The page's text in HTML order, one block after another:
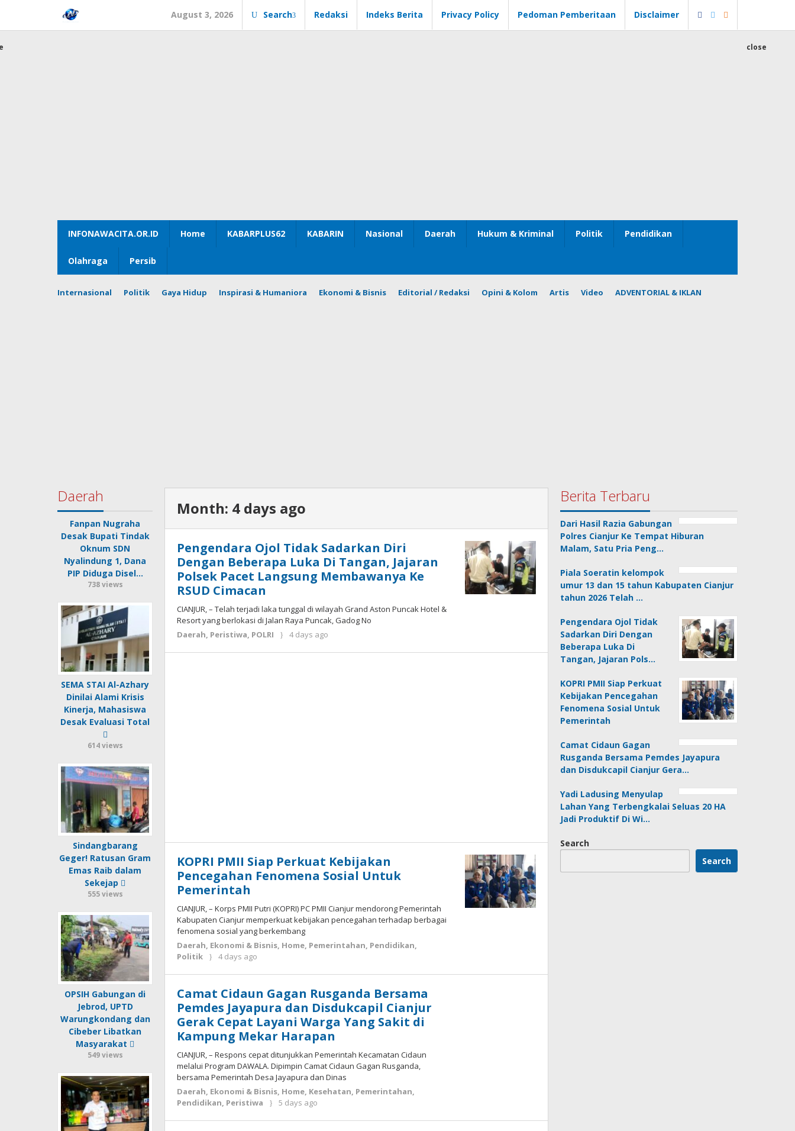
content
August 3, 2026 Search Redaksi Indeks Berita Privacy Policy Pedoman Pemberitaan Disclaimer
INFONAWACITA.OR.ID Home KABARPLUS62 KABARIN Nasional Daerah Hukum & Kriminal Politik Pendidikan
Olahraga Persib
Internasional Politik Gaya Hidup Inspirasi & Humaniora Ekonomi & Bisnis Editorial / Redaksi Opini & Kolom Artis Video ADVENTORIAL & IKLAN
close
Daerah
Fanpan Nugraha
Desak Bupati Tindak
Oknum SDN
Nyalindung 1, Dana
PIP Diduga Disel…
738 views
SEMA STAI Al-Azhary
Dinilai Alami Krisis
Kinerja, Mahasiswa
Desak Evaluasi Total
614 views
Sindangbarang
Geger! Ratusan Gram
Emas Raib dalam
Sekejap
555 views
OPSIH Gabungan di
Jebrod, UPTD
Warungkondang dan
Cibeber Libatkan
Masyarakat
549 views
Month: 4 days ago
Pengendara Ojol Tidak Sadarkan Diri
Dengan Beberapa Luka Di Tangan, Jajaran
Polsek Pacet Langsung Membawanya Ke
RSUD Cimacan
CIANJUR, – Telah terjadi laka tunggal di wilayah Grand Aston Puncak Hotel &
Resort yang berlokasi di Jalan Raya Puncak, Gadog No
Daerah, Peristiwa, POLRI 4 days ago
Lesmana
KOPRI PMII Siap Perkuat Kebijakan
Pencegahan Fenomena Sosial Untuk
Pemerintah
CIANJUR, – Korps PMII Putri (KOPRI) PC PMII Cianjur mendorong Pemerintah
Kabupaten Cianjur memperkuat kebijakan pencegahan terhadap berbagai
fenomena sosial yang berkembang
Daerah, Ekonomi & Bisnis, Home, Pemerintahan, Pendidikan,
Politik
4 days ago
Lesmana
Camat Cidaun Gagan Rusganda Bersama
Pemdes Jayapura dan Disdukcapil Cianjur
Gerak Cepat Layani Warga Yang Sakit di
Kampung Mekar Harapan
CIANJUR, – Respons cepat ditunjukkan Pemerintah Kecamatan Cidaun
melalui Program DAWALA. Dipimpin Camat Cidaun Gagan Rusganda,
bersama Pemerintah Desa Jayapura dan Dinas
Daerah, Ekonomi & Bisnis, Home, Kesehatan, Pemerintahan,
Pendidikan, Peristiwa 5 days ago
Lesmana
Berita Terbaru
Dari Hasil Razia Gabungan
Polres Cianjur Ke Tempat Hiburan
Malam, Satu Pria Peng…
Piala Soeratin kelompok
umur 13 dan 15 tahun Kabupaten Cianjur
tahun 2026 Telah …
Pengendara Ojol Tidak
Sadarkan Diri Dengan
Beberapa Luka Di
Tangan, Jajaran Pols…
KOPRI PMII Siap Perkuat
Kebijakan Pencegahan
Fenomena Sosial Untuk
Pemerintah
Camat Cidaun Gagan
Rusganda Bersama Pemdes Jayapura
dan Disdukcapil Cianjur Gera…
Yadi Ladusing Menyulap
Lahan Yang Terbengkalai Seluas 20 HA
Jadi Produktif Di Wi…
Search
Search